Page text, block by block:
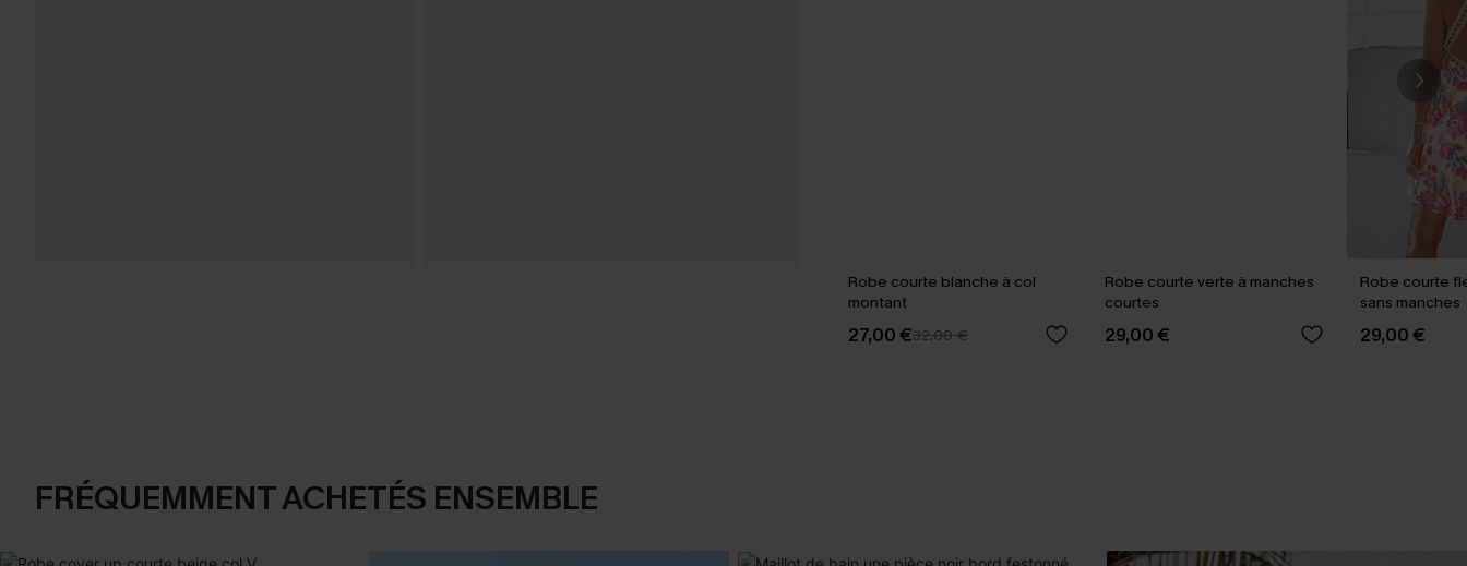
Robe courte blanche à col
montant
27,00 €32,00 €
Robe courte verte à manches
courtes
29,00 €
Robe courte
sans manches
29,00 €
FRÉQUEMMENT ACHETÉS ENSEMBLE